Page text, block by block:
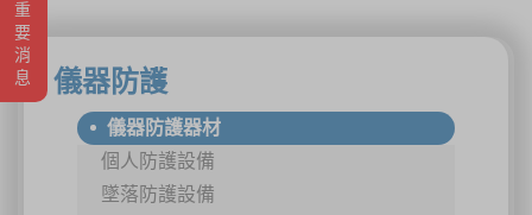
重要消息 儀器防護
儀器防護器材
個人防護設備
墜落防護設備